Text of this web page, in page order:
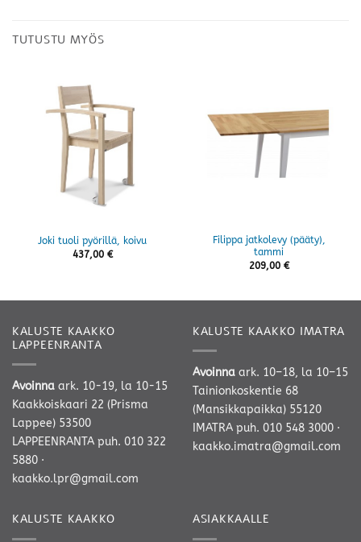
TUTUSTU MYÖS
Joki tuoli pyörillä, koivu
437,00 €
Filippa jatkolevy (pääty),
tammi
209,00 €
KALUSTE KAAKKO
LAPPEENRANTA
Avoinna ark. 10-19, la 10-15
Kaakkoiskaari 22 (Prisma
Lappee) 53500
LAPPEENRANTA puh. 010 322
5880 ·
kaakko.lpr@gmail.com
KALUSTE KAAKKO IMATRA
Avoinna ark. 10–18, la 10–15
Tainionkoskentie 68
(Mansikkapaikka) 55120
IMATRA puh. 010 548 3000 ·
kaakko.imatra@gmail.com
KALUSTE KAAKKO ASIAKKAALLE